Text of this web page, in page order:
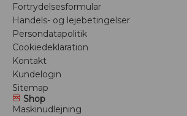
Fortrydelsesformular
Handels- og lejebetingelser
Persondatapolitik
Cookiedeklaration
Kontakt
Kundelogin
Sitemap
Shop
Maskinudlejning